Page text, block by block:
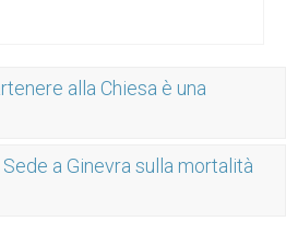
alla Chiesa è una
a Ginevra sulla mortalità